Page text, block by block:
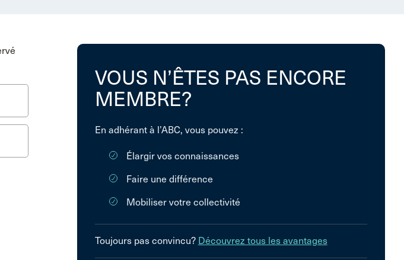
VOUS N’ÊTES PAS ENCORE
MEMBRE?
En adhérant à l’ABC, vous pouvez :
Élargir vos connaissances
Faire une différence
Mobiliser votre collectivité
Toujours pas convincu? Découvrez tous les avantages